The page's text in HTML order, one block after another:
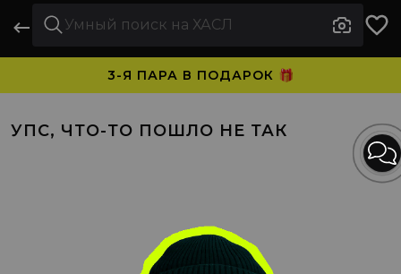
3-Я ПАРА В ПОДАРОК 🎁
УПС, ЧТО-ТО ПОШЛО НЕ ТАК